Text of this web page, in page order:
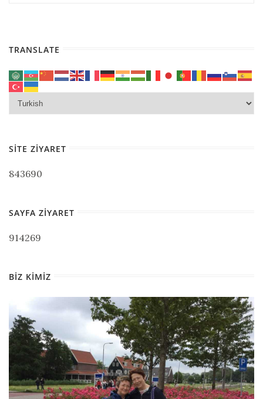
TRANSLATE
SITE ZIYARET
843690
SAYFA ZIYARET
914269
BIZ KIMIZ